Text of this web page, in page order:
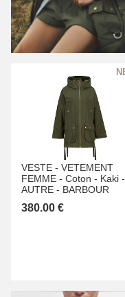
VESTE - VETEMENT
FEMME - Coton - Kaki -
AUTRE - BARBOUR
380.00 €